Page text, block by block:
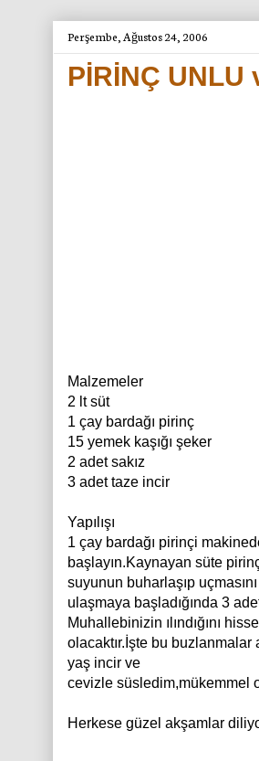
Perşembe, Ağustos 24, 2006
PİRİNÇ UNLU
Malzemeler
2 lt süt
1 çay bardağı pirinç
15 yemek kaşığı şeker
2 adet sakız
3 adet taze incir
Yapılışı
1 çay bardağı pirinçi
başlayın.Kaynayan süte
suyunun buharlaşıp
ulaşmaya başladığında 3
Muhallebinizin ılındığını
olacaktır.İşte bu
yaş incir ve
cevizle süsledim,mükemmel
Herkese güzel akşamlar